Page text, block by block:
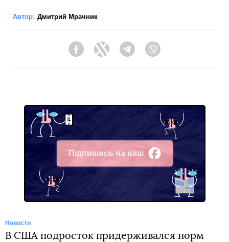
Автор: Дмитрий Мрачник
FacebookTwitter Telegram
Підпишись на наш
Facebook
Новости
В США подросток придерживался норм